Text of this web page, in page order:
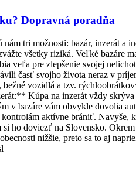
Dopravná poradňa
tri možnosti: bazár, inzerát
všetky riziká. Veľké bazáre
veľa pre zlepšenie svojej
časť svojho života neraz v
vozidlá a tzv.
Kúpa na inzerát vždy
v bazáre vám obvykle dovolia
aktívne brániť.
ho doviezť na Slovensko.
nižšie, preto sa to aj